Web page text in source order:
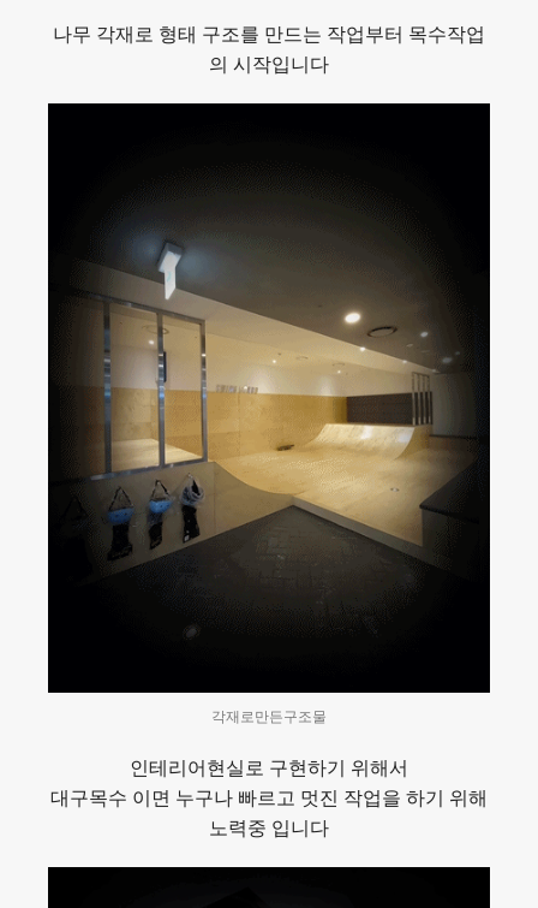
나무 각재로 형태 구조를 만드는 작업부터 목수작업
의 시작입니다
각재로만든구조물
인테리어현실로 구현하기 위해서
대구목수 이면 누구나 빠르고 멋진 작업을 하기 위해
노력중 입니다